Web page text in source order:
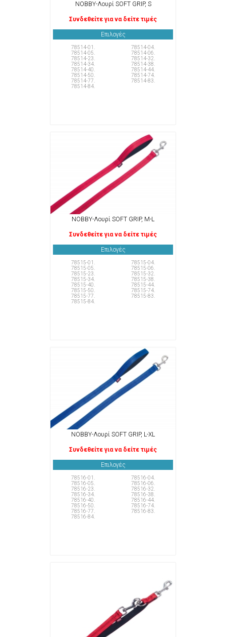
NOBBY-Λουρί SOFT GRIP, S
Συνδεθείτε για να δείτε τιμές
Επιλογές
78514-01.
78514-04.
78514-05.
78514-06.
78514-23.
78514-32.
78514-34.
78514-38.
78514-40.
78514-44.
78514-50.
78514-74.
78514-77.
78514-83.
78514-84.
NOBBY-Λουρί SOFT GRIP, M-L
Συνδεθείτε για να δείτε τιμές
Επιλογές
78515-01.
78515-04.
78515-05.
78515-06.
78515-23.
78515-32.
78515-34.
78515-38.
78515-40.
78515-44.
78515-50.
78515-74.
78515-77.
78515-83.
78515-84.
NOBBY-Λουρί SOFT GRIP, L-XL
Συνδεθείτε για να δείτε τιμές
Επιλογές
78516-01.
78516-04.
78516-05.
78516-06.
78516-23.
78516-32.
78516-34.
78516-38.
78516-40.
78516-44.
78516-50.
78516-74.
78516-77.
78516-83.
78516-84.